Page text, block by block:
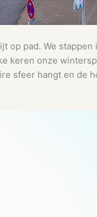
pad. We
keren onze
sfeer hangt en de